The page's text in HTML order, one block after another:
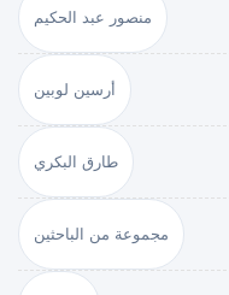
منصور عبد الحكيم
أرسين لوبين
طارق البكري
مجموعة من الباحثين